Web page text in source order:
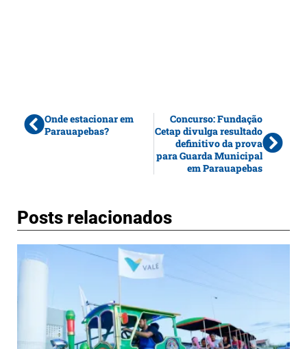
Onde estacionar em
Parauapebas?
Concurso: Fundação
Cetap divulga resultado
definitivo da prova
para Guarda Municipal
em Parauapebas
Posts relacionados